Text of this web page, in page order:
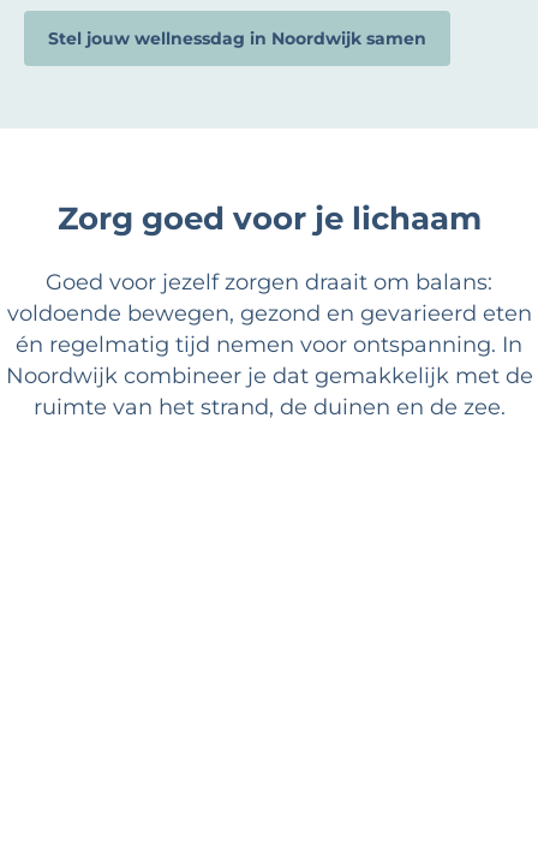
Stel jouw wellnessdag in Noordwijk samen
Zorg goed voor je lichaam
Goed voor jezelf zorgen draait om balans:
voldoende bewegen, gezond en gevarieerd eten
én regelmatig tijd nemen voor ontspanning. In
Noordwijk combineer je dat gemakkelijk met de
ruimte van het strand, de duinen en de zee.